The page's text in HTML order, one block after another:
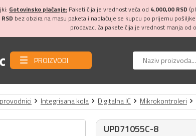
Gotovinsko plaćanje: Paketi čija je vrednost veća od 4.000,00 RSD
bez obzira na masu paketa i naplaćuje se kupcu po prijemu pošiljke.
prodavac. Za pakete čija je vrednost manja
PROIZVODI
Integrisana kola Digitalna IC Mikrokontroleri
UPD71055C-8